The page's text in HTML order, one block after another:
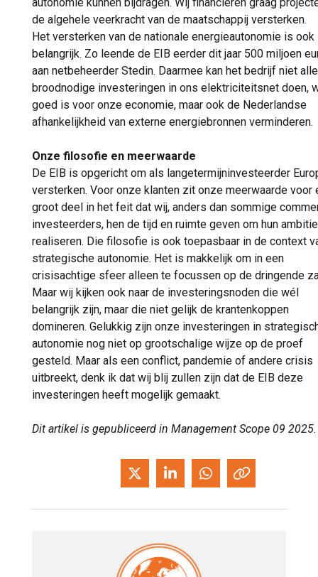
autonomie kunnen bijdragen. Wij financieren graag
de algehele veerkracht van de maatschappij versterken.
Het versterken van de nationale energieautonomie is ook
belangrijk. Zo leende de EIB eerder dit jaar 500 miljoen
aan netbeheerder Stedin. Daarmee kan het bedrijf niet
broodnodige investeringen in ons elektriciteitsnet doen,
goed is voor onze economie, maar ook de Nederlandse
afhankelijkheid van externe energiebronnen verminderen.
Onze filosofie en meerwaarde
De EIB is opgericht om als langetermijninvesteerder
versterken. Voor onze klanten zit onze meerwaarde voor
groot deel in het feit dat wij, anders dan sommige
investeerders, hen de tijd en ruimte geven om hun
realiseren. Die filosofie is ook toepasbaar in de context
strategische autonomie. Het is makkelijk om in een
crisisachtige sfeer alleen te focussen op de dringende
Maar wij kijken ook naar de investeringsnoden die wél
belangrijk zijn, maar die niet gelijk de krantenkoppen
domineren. Gelukkig zijn onze investeringen in
autonomie nog niet op grootschalige wijze op de proef
gesteld. Maar als een conflict, pandemie of andere crisis
uitbreekt, denk ik dat wij blij zullen zijn dat de EIB deze
investeringen heeft mogelijk gemaakt.
Dit artikel is gepubliceerd in Management Scope 09 2025.